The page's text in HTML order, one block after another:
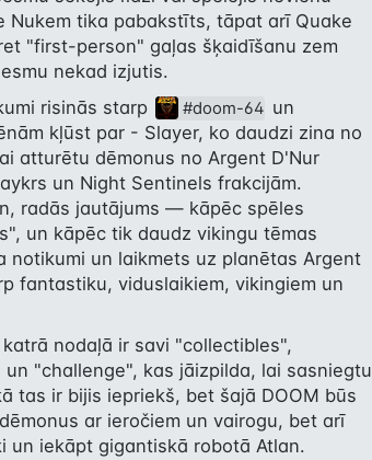
Nukem tika pabakstīts, tāpat arī Quake
"first-person" gaļas šķaidīšanu zem
nekad izjutis.
risinās starp #doom-64 un
kļūst par - Slayer, ko daudzi zina no
atturētu dēmonus no Argent D'Nur
un Night Sentinels frakcijām.
radās jautājums — kāpēc spēles
un kāpēc tik daudz vikingu tēmas
notikumi un laikmets uz planētas Argent
fantastiku, viduslaikiem, vikingiem un
nodaļā ir savi "collectibles",
"challenge", kas jāizpilda, lai sasniegtu
tas ir bijis iepriekš, bet šajā DOOM būs
ar ieročiem un vairogu, bet arī
un iekāpt gigantiskā robotā Atlan.